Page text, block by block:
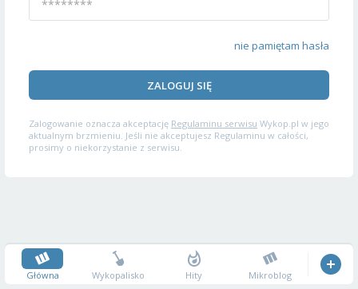
nie pamiętam hasła
ZALOGUJ SIĘ
Zalogowanie oznacza akceptację Regulaminu serwisu Wykop.pl w jego
aktualnym brzmieniu. Jeśli nie akceptujesz Regulaminu w całości,
prosimy o niekorzystanie z serwisu.
Główna Wykopalisko Hity Mikroblog